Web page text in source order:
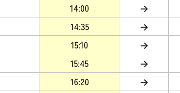
14:00
14:35
15:10
15:45
16:20